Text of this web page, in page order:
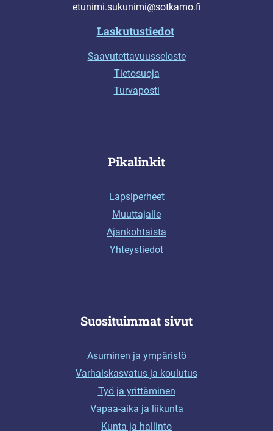
etunimi.sukunimi@sotkamo.fi
Laskutustiedot
Saavutettavuusseloste
Tietosuoja
Turvaposti
Pikalinkit
Lapsiperheet
Muuttajalle
Ajankohtaista
Yhteystiedot
Suosituimmat sivut
Asuminen ja ympäristö
Varhaiskasvatus ja koulutus
Työ ja yrittäminen
Vapaa-aika ja liikunta
Kunta ja hallinto